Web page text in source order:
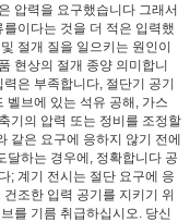
압력을 요구했습니다 그래서
이다는 것을 더 적은 입력했
절개 질을 일으키는 원인이
현상의 절개 종양 의미합니
은 부족합니다, 절단기 공기
벨브에 있는 석유 공해, 가스
기의 압력 또는 정비를 조정할
같은 요구에 응하지 않기 전에
달하는 경우에, 정확합니다 공
; 계기 전시는 절단 요구에 응
조한 입력 공기를 지키기 위
를 기름 취급하십시오. 당신